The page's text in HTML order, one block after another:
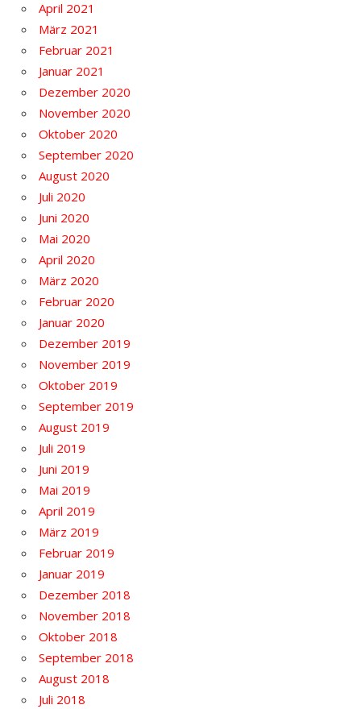
April 2021
März 2021
Februar 2021
Januar 2021
Dezember 2020
November 2020
Oktober 2020
September 2020
August 2020
Juli 2020
Juni 2020
Mai 2020
April 2020
März 2020
Februar 2020
Januar 2020
Dezember 2019
November 2019
Oktober 2019
September 2019
August 2019
Juli 2019
Juni 2019
Mai 2019
April 2019
März 2019
Februar 2019
Januar 2019
Dezember 2018
November 2018
Oktober 2018
September 2018
August 2018
Juli 2018